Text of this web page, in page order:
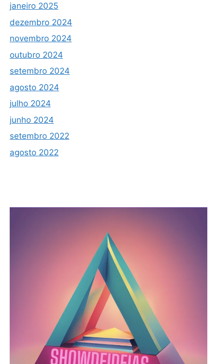
janeiro 2025
dezembro 2024
novembro 2024
outubro 2024
setembro 2024
agosto 2024
julho 2024
junho 2024
setembro 2022
agosto 2022